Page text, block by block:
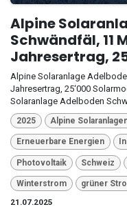
Alpine
Schwändfäl, 11
Jahresertrag,
Alpine Solaranlage
Jahresertrag, 25‘000
Solaranlage Adelboden
2025 Alpine
Erneuerbare Energien
Photovoltaik Schweiz
Winterstrom
grüner
21.07.2025